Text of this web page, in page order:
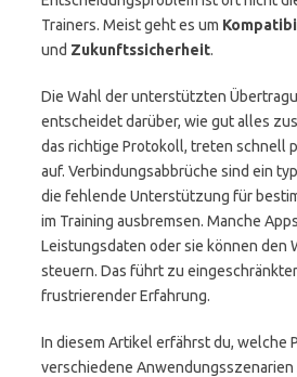
Trainers. Meist geht es um
und Zukunftssicherheit.
Die Wahl der unterstützten
entscheidet darüber, wie gut alles
das richtige Protokoll, treten schnell
auf. Verbindungsabbrüche sind ein
die fehlende Unterstützung für
im Training ausbremsen. Manche
Leistungsdaten oder sie können den
steuern. Das führt zu
frustrierender Erfahrung.
In diesem Artikel erfährst du, welche
verschiedene Anwendungsszenarien